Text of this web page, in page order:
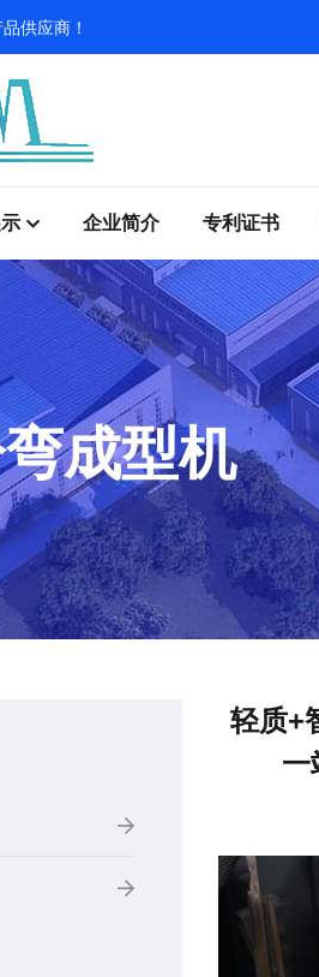
供应商！
企业简介 专利证书
成型机
轻质+
一